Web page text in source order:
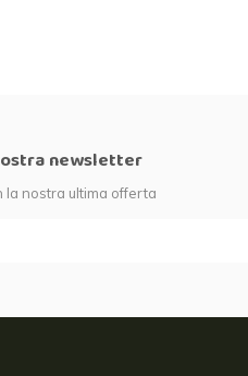
newsletter
la nostra ultima offerta